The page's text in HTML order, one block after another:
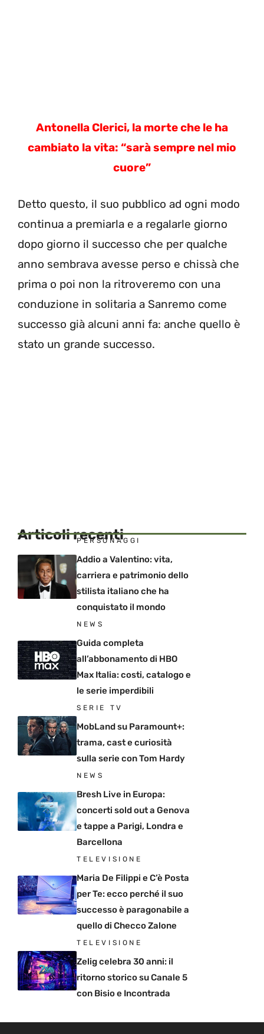
Antonella Clerici, la morte che le ha
cambiato la vita: “sarà sempre nel mio
cuore”
Detto questo, il suo pubblico ad ogni modo
continua a premiarla e a regalarle giorno
dopo giorno il successo che per qualche
anno sembrava avesse perso e chissà che
prima o poi non la ritroveremo con una
conduzione in solitaria a Sanremo come
successo già alcuni anni fa: anche quello è
stato un grande successo.
Articoli recenti
PERSONAGGI
Addio a Valentino: vita,
carriera e patrimonio dello
stilista italiano che ha
conquistato il mondo
NEWS
Guida completa
all’abbonamento di HBO
Max Italia: costi, catalogo e
le serie imperdibili
SERIE TV
MobLand su Paramount+:
trama, cast e curiosità
sulla serie con Tom Hardy
NEWS
Bresh Live in Europa:
concerti sold out a Genova
e tappe a Parigi, Londra e
Barcellona
TELEVISIONE
Maria De Filippi e C’è Posta
per Te: ecco perché il suo
successo è paragonabile a
quello di Checco Zalone
TELEVISIONE
Zelig celebra 30 anni: il
ritorno storico su Canale 5
con Bisio e Incontrada